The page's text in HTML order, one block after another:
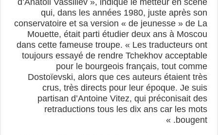
d’Anatoli Vassiliev », indique le metteur en scène
qui, dans les années 1980, juste après son
conservatoire et sa version « de jeunesse » de La
Mouette, était parti étudier deux ans à Moscou
dans cette fameuse troupe. « Les traducteurs ont
toujours essayé de rendre Tchekhov acceptable
pour le bourgeois français, tout comme
Dostoïevski, alors que ces auteurs étaient très
crus, très directs pour leur époque. Je suis
partisan d’Antoine Vitez, qui préconisait des
retraductions tous les dix ans car les mots
bougent. »